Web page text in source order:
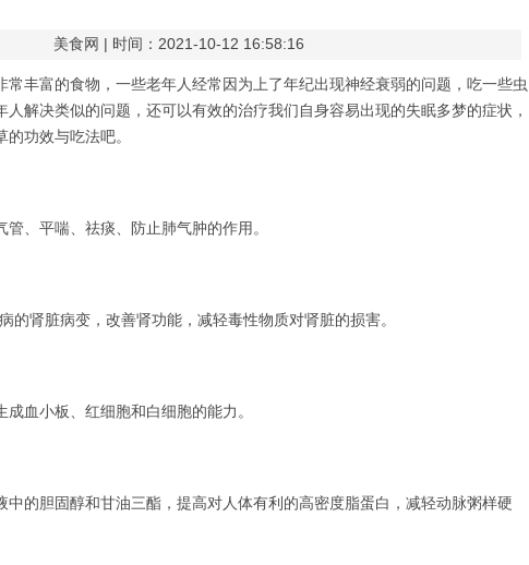
美食网 | 时间：2021-10-12 16:58:16
常丰富的食物，一些老年人经常因为上了年纪出现神经衰弱的问题，吃一些虫
人解决类似的问题，还可以有效的治疗我们自身容易出现的失眠多梦的症状，
功效与吃法吧。
、平喘、祛痰、防止肺气肿的作用。
的肾脏病变，改善肾功能，减轻毒性物质对肾脏的损害。
血小板、红细胞和白细胞的能力。
中的胆固醇和甘油三酯，提高对人体有利的高密度脂蛋白，减轻动脉粥样硬